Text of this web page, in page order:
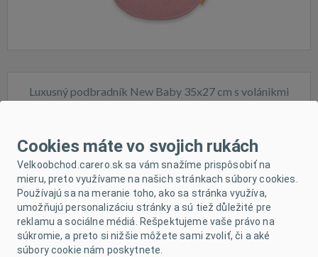
Luxusný podbradník New Baby 35x27 cm s volánikmi
Skladom
Cookies máte vo svojich rukách
Velkoobchod.carero.sk sa vám snažíme prispôsobiť na
mieru, preto využívame na našich stránkach súbory cookies.
Používajú sa na meranie toho, ako sa stránka využíva,
umožňujú personalizáciu stránky a sú tiež důležité pre
reklamu a sociálne médiá. Rešpektujeme vaše právo na
súkromie, a preto si nižšie môžete sami zvoliť, či a aké
súbory cookie nám poskytnete.